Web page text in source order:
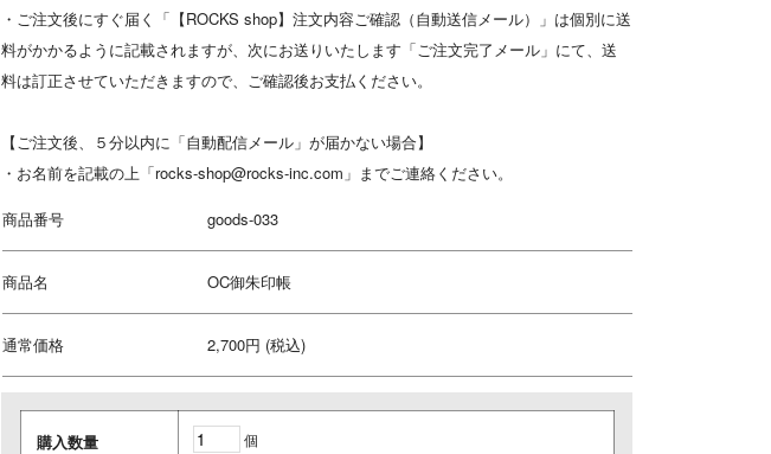
・ご注文後にすぐ届く「【ROCKS shop】注文内容ご確認（自動送信メール）」は個別に送
料がかかるように記載されますが、次にお送りいたします「ご注文完了メール」にて、送
料は訂正させていただきますので、ご確認後お支払ください。
【ご注文後、５分以内に「自動配信メール」が届かない場合】
・お名前を記載の上「rocks-shop@rocks-inc.com」までご連絡ください。
商品番号 goods-033
商品名 OC御朱印帳
通常価格 2,700円 (税込)
購入数量 個